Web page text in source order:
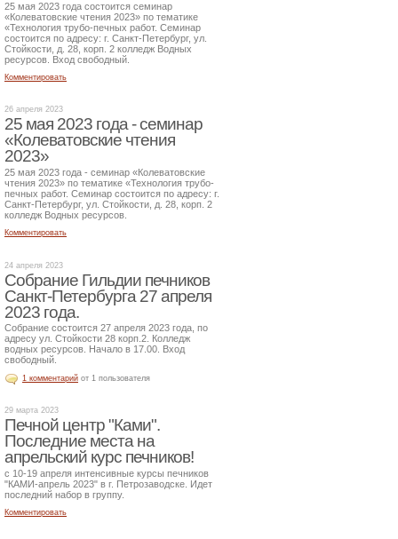
25 мая 2023 года состоится семинар
«Колеватовские чтения 2023» по тематике
«Технология трубо-печных работ. Семинар
состоится по адресу: г. Санкт-Петербург, ул.
Стойкости, д. 28, корп. 2 колледж Водных
ресурсов. Вход свободный.
Комментировать
26 апреля 2023
25 мая 2023 года - семинар
«Колеватовские чтения
2023»
25 мая 2023 года - семинар «Колеватовские
чтения 2023» по тематике «Технология трубо-
печных работ. Семинар состоится по адресу: г.
Санкт-Петербург, ул. Стойкости, д. 28, корп. 2
колледж Водных ресурсов.
Комментировать
24 апреля 2023
Собрание Гильдии печников
Санкт-Петербурга 27 апреля
2023 года.
Собрание состоится 27 апреля 2023 года, по
адресу ул. Стойкости 28 корп.2. Колледж
водных ресурсов. Начало в 17.00. Вход
свободный.
1 комментарий от 1 пользователя
29 марта 2023
Печной центр "Ками".
Последние места на
апрельский курс печников!
с 10-19 апреля интенсивные курсы печников
"КАМИ-апрель 2023" в г. Петрозаводске. Идет
последний набор в группу.
Комментировать